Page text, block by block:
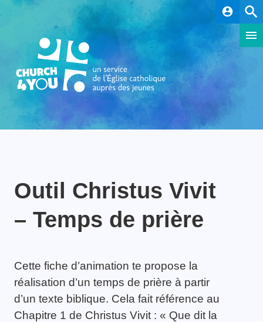
account_circle
Outil Christus Vivit
– Temps de prière
Cette fiche d’animation te propose la
réalisation d’un temps de prière à partir
d’un texte biblique. Cela fait référence au
Chapitre 1 de Christus Vivit : « Que dit la